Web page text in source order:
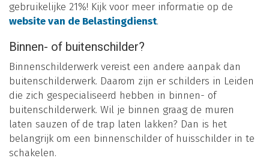
gebruikelijke 21%! Kijk voor meer informatie op de
website van de Belastingdienst.
Binnen- of buitenschilder?
Binnenschilderwerk vereist een andere aanpak dan
buitenschilderwerk. Daarom zijn er schilders in Leiden
die zich gespecialiseerd hebben in binnen- of
buitenschilderwerk. Wil je binnen graag de muren
laten sauzen of de trap laten lakken? Dan is het
belangrijk om een binnenschilder of huisschilder in te
schakelen.